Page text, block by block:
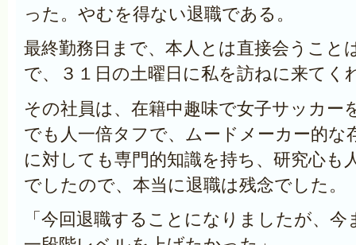
った。やむを得ない退職である。
最終勤務日まで、本人とは直接会うこと
で、３１日の土曜日に私を訪ねに来てく
その社員は、在籍中趣味で女子サッカー
でも人一倍タフで、ムードメーカー的な
に対しても専門的知識を持ち、研究心も
でしたので、本当に退職は残念でした。
「今回退職することになりましたが、